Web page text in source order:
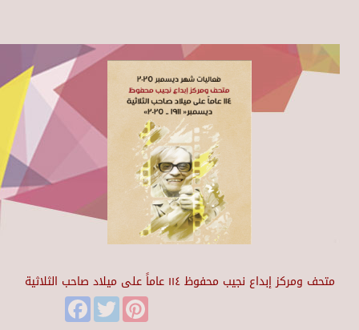
متحف ومركز إبداع نجيب محفوظ ١١٤ عاماً على ميلاد صاحب الثلاثية
FacebookTwitter